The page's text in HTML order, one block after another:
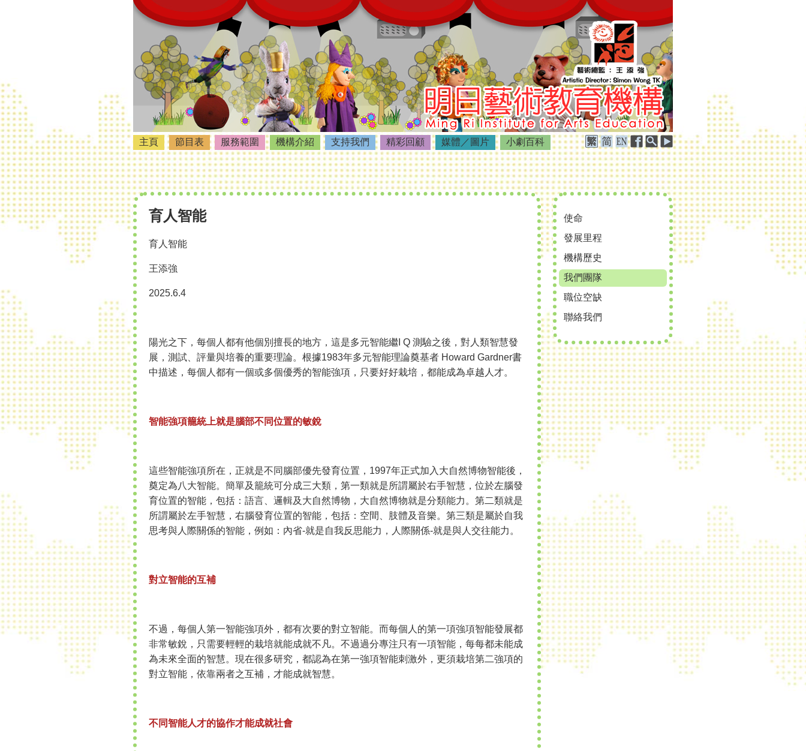
主頁 節目表 服務範圍 機構介紹 支持我們 精彩回顧 媒體／圖片 小劇百科
使命
發展里程
機構歷史
我們團隊
職位空缺
聯絡我們
育人智能
育人智能
王添強
2025.6.4
陽光之下，每個人都有他個別擅長的地方，這是多元智能繼I Q 測驗之後，對人類智慧發
展，測試、評量與培養的重要理論。根據1983年多元智能理論奠基者 Howard Gardner書
中描述，每個人都有一個或多個優秀的智能強項，只要好好栽培，都能成為卓越人才。
智能強項籠統上就是腦部不同位置的敏銳
這些智能強項所在，正就是不同腦部優先發育位置，1997年正式加入大自然博物智能後，
奠定為八大智能。簡單及籠統可分成三大類，第一類就是所謂屬於右手智慧，位於左腦發
育位置的智能，包括：語言、邏輯及大自然博物，大自然博物就是分類能力。第二類就是
所謂屬於左手智慧，右腦發育位置的智能，包括：空間、肢體及音樂。第三類是屬於自我
思考與人際關係的智能，例如：內省-就是自我反思能力，人際關係-就是與人交往能力。
對立智能的互補
不過，每個人第一智能強項外，都有次要的對立智能。而每個人的第一項強項智能發展都
非常敏銳，只需要輕輕的栽培就能成就不凡。不過過分專注只有一項智能，每每都未能成
為未來全面的智慧。現在很多研究，都認為在第一強項智能刺激外，更須栽培第二強項的
對立智能，依靠兩者之互補，才能成就智慧。
不同智能人才的協作才能成就社會